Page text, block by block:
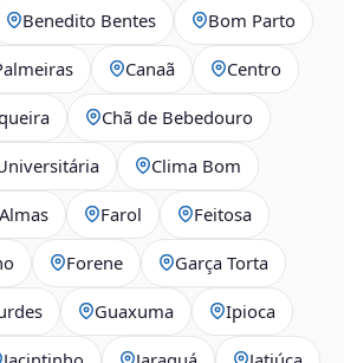
Benedito Bentes Bom Parto
Canaã Centro
Chã de Bebedouro
Clima Bom
Farol Feitosa
Forene Garça Torta
Guaxuma Ipioca